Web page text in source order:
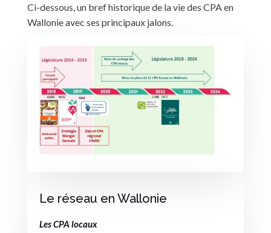
Ci-dessous, un bref historique de la vie des CPA en
Wallonie avec ses principaux jalons.
Le réseau en Wallonie
Les CPA locaux